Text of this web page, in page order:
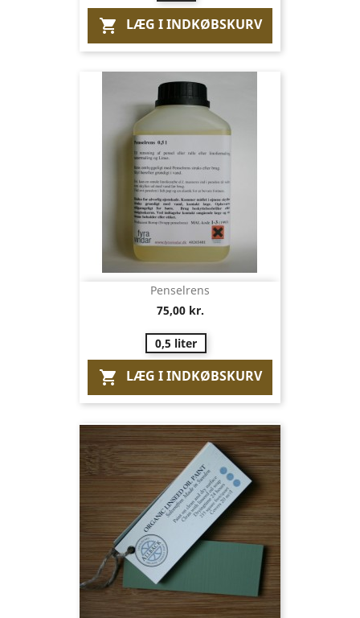
 LÆG I INDKØBSKURV
Penselrens
75,00 kr.
0,5 liter
 LÆG I INDKØBSKURV